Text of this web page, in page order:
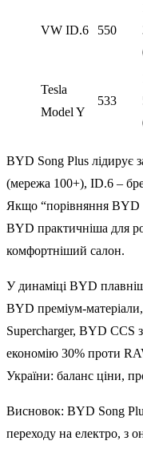
VW ID.6 550
Tesla
Model Y
533
BYD Song Plus лідирує
(мережа 100+), ID.6 –
Якщо “порівняння BYD
BYD практичніша для
комфортніший салон.
У динаміці BYD
BYD преміум-
Supercharger, BYD CCS
економію 30% проти
України: баланс ціни,
Висновок: BYD Song
переходу на електро, з